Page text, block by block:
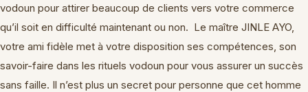
vodoun pour attirer beaucoup de clients vers votre commerce
qu’il soit en difficulté maintenant ou non. Le maître JINLE AYO,
votre ami fidèle met à votre disposition ses compétences, son
savoir-faire dans les rituels vodoun pour vous assurer un succès
sans faille. Il n’est plus un secret pour personne que cet homme